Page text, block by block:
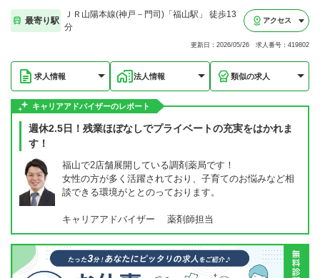
最寄り駅
ＪＲ山陽本線(神戸－門司)「福山駅」 徒歩13
分
アクセス
更新日：2026/05/26 求人番号：419802
求人情報 法人情報 類似の求人
キャリアアドバイザーのレポート
週休2.5日！残業ほぼなしでプライベートの充実をはかれま
す！
福山で2店舗展開している調剤薬局です！
女性の方が多く活躍されており、子育てのお悩みなど相
談できる環境がととのっております。
キャリアアドバイザー 薬剤師担当